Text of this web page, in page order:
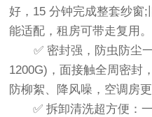
好，15 分钟完成整套纱窗
能适配，租房可带走复
✅ 密封强，防虫防尘一
1200G)，面接触全周密封
防柳絮、降风噪，空调房更
✅ 拆卸清洗超方便：一